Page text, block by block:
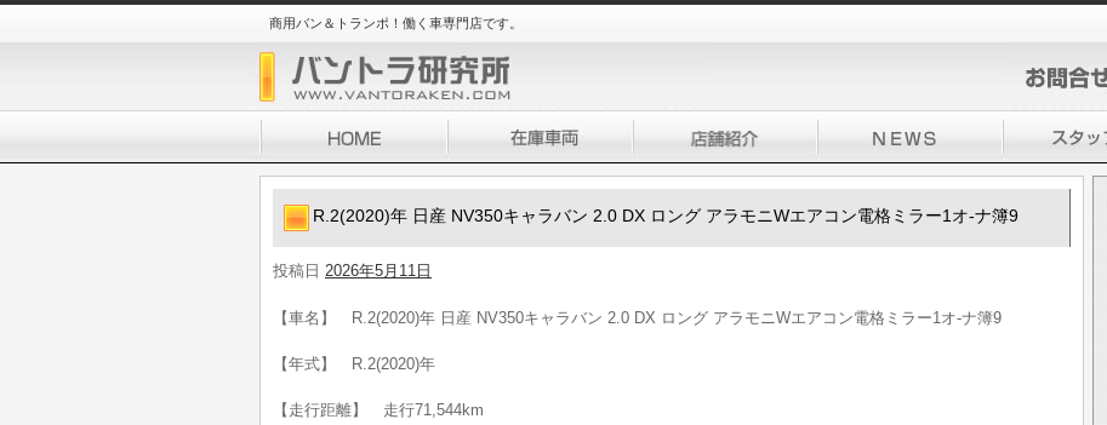
商用バン＆トランポ！働く車専門店です。
R.2(2020)年 日産 NV350キャラバン 2.0 DX ロング アラモニWエアコン電格ミラー1オ-ナ簿9
投稿日 2026年5月11日
【車名】 R.2(2020)年 日産 NV350キャラバン 2.0 DX ロング アラモニWエアコン電格ミラー1オ-ナ簿9
【年式】 R.2(2020)年
【走行距離】 走行71,544km